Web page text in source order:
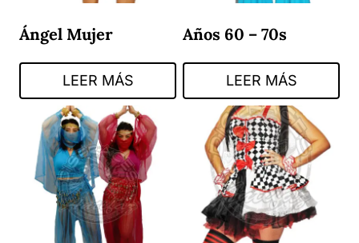
Ángel Mujer
LEER MÁS
Años 60 – 70s
LEER MÁS